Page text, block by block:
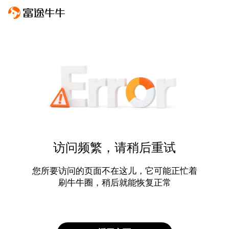
访问频繁，请稍后重试
您所要访问的页面不在这儿，它可能正忙着
刷牛牛圈，稍后就能恢复正常